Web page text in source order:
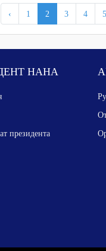
‹ 1 2 3 4 5
НАНА
президента